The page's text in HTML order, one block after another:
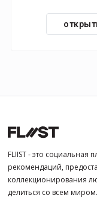
FLIIST - это социальная
рекомендаций,
коллекционирования
делиться со всем миром.